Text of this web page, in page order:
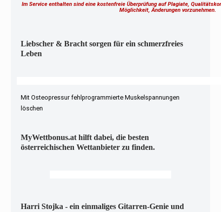
Im Service enthalten sind eine kostenfreie Überprüfung auf Plagiate,
Möglichkeit, Änderungen vorzunehmen.
Liebscher & Bracht sorgen für ein schmerzfreies
Leben
Mit Osteopressur fehlprogrammierte Muskelspannungen
löschen
MyWettbonus.at hilft dabei, die besten
österreichischen Wettanbieter zu finden.
Harri Stojka - ein einmaliges Gitarren-Genie und